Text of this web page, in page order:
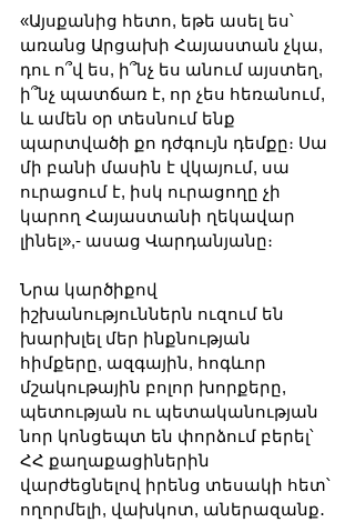
«Այսքանից հետո, եթե ասել ես՝
առանց Արցախի Հայաստան չկա,
դու ո՞վ ես, ի՞նչ ես անում այստեղ,
ի՞նչ պատճառ է, որ չես հեռանում,
և ամեն օր տեսնում ենք
պարտվածի քո դժգույն դեմքը։ Սա
մի բանի մասին է վկայում, սա
ուրացում է, իսկ ուրացողը չի
կարող Հայաստանի ղեկավար
լինել»,- ասաց Վարդանյանը։
Նրա կարծիքով
իշխանություններն ուզում են
խարխլել մեր ինքնության
հիմքերը, ազգային, հոգևոր
մշակութային բոլոր խորքերը,
պետության ու պետականության
նոր կոնցեպտ են փորձում բերել՝
ՀՀ քաղաքացիներին
վարժեցնելով իրենց տեսակի հետ՝
ողորմելի, վախկոտ, աներազանք․